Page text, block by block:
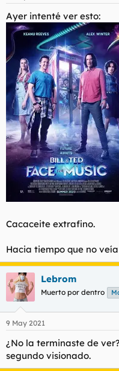
Ayer intenté ver esto:
Cacaceite extrafino.
Hacia tiempo que no
Lebrom
Muerto por dentro
9 May 2021
¿No la terminaste de
segundo visionado.